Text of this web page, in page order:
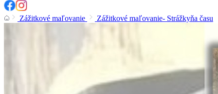
Zážitkové maľovanie Zážitkové maľovanie- Strážkyňa času